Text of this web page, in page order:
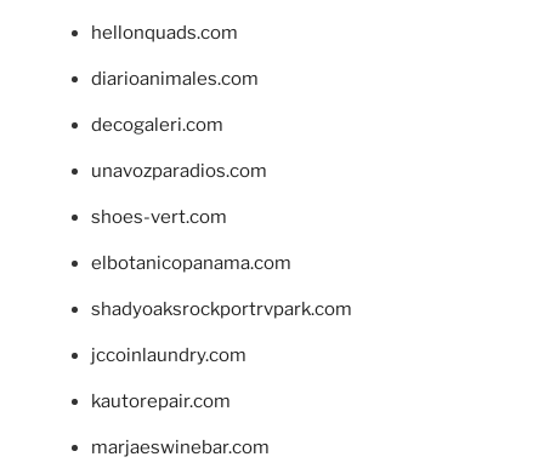
hellonquads.com
diarioanimales.com
decogaleri.com
unavozparadios.com
shoes-vert.com
elbotanicopanama.com
shadyoaksrockportrvpark.com
jccoinlaundry.com
kautorepair.com
marjaeswinebar.com